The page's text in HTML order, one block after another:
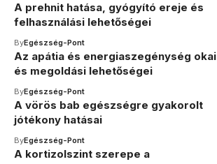
A prehnit hatása, gyógyító ereje és
felhasználási lehetőségei
ByEgészség-Pont
Az apátia és energiaszegénység okai
és megoldási lehetőségei
ByEgészség-Pont
A vörös bab egészségre gyakorolt
jótékony hatásai
ByEgészség-Pont
A kortizolszint szerepe a